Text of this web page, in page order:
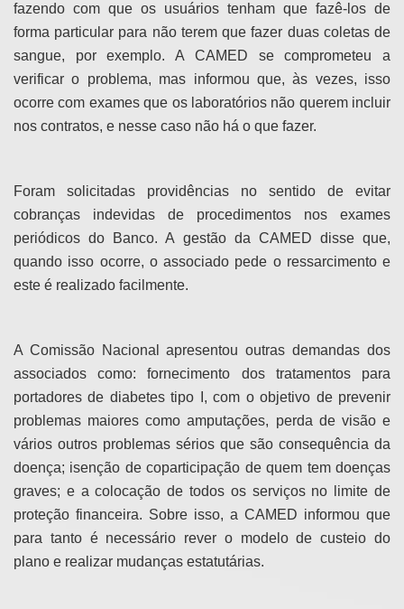
fazendo com que os usuários tenham que fazê-los de
forma particular para não terem que fazer duas coletas de
sangue, por exemplo. A CAMED se comprometeu a
verificar o problema, mas informou que, às vezes, isso
ocorre com exames que os laboratórios não querem incluir
nos contratos, e nesse caso não há o que fazer.
Foram solicitadas providências no sentido de evitar
cobranças indevidas de procedimentos nos exames
periódicos do Banco. A gestão da CAMED disse que,
quando isso ocorre, o associado pede o ressarcimento e
este é realizado facilmente.
A Comissão Nacional apresentou outras demandas dos
associados como: fornecimento dos tratamentos para
portadores de diabetes tipo I, com o objetivo de prevenir
problemas maiores como amputações, perda de visão e
vários outros problemas sérios que são consequência da
doença; isenção de coparticipação de quem tem doenças
graves; e a colocação de todos os serviços no limite de
proteção financeira. Sobre isso, a CAMED informou que
para tanto é necessário rever o modelo de custeio do
plano e realizar mudanças estatutárias.